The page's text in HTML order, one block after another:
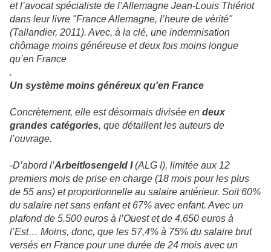
et l’avocat spécialiste de l’Allemagne Jean-Louis Thiériot
dans leur livre "France Allemagne, l’heure de vérité"
(Tallandier, 2011). Avec, à la clé, une indemnisation
chômage moins généreuse et deux fois moins longue
qu’en France
.
Un système moins généreux qu'en France
Concrètement, elle est désormais divisée en deux
grandes catégories, que détaillent les auteurs de
l’ouvrage.
-D’abord l’Arbeitlosengeld I(ALG I), limitée aux 12
premiers mois de prise en charge (18 mois pour les plus
de 55 ans) et proportionnelle au salaire antérieur. Soit 60%
du salaire net sans enfant et 67% avec enfant. Avec un
plafond de 5.500 euros à l’Ouest et de 4.650 euros à
l’Est… Moins, donc, que les 57,4% à 75% du salaire brut
versés en France pour une durée de 24 mois avec un